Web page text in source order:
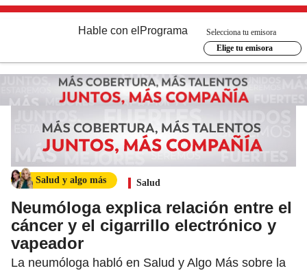
Hable con el Programa
Selecciona tu emisora
Elige tu emisora
Salud y algo más Salud
Neumóloga explica relación entre el
cáncer y el cigarrillo electrónico y
vapeador
La neumóloga habló en Salud y Algo Más sobre la